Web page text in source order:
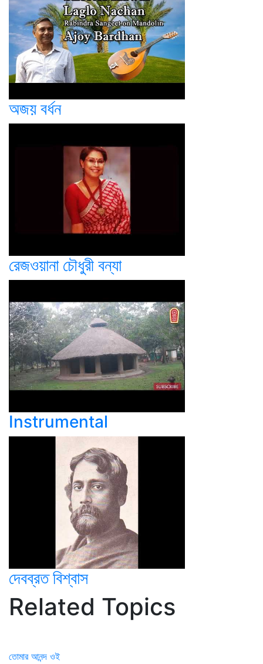
অজয় বর্ধন
রেজওয়ানা চৌধুরী বন্যা
Instrumental
দেবব্রত বিশ্বাস
Related Topics
তোমার আনন্দ ওই